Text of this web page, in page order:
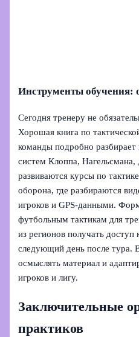
Инструменты обучения:
Сегодня тренеру не
Хорошая книга по
команды подробно
систем Клоппа,
развиваются курсы по
оборона, где разбираются
игроков и GPS-данными.
футбольным тактикам для
из регионов получать
следующий день после тура.
осмыслять материал и
игроков и лигу.
Заключительные
практиков